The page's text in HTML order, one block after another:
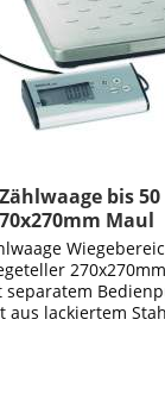
bis
Maul
separatem
aus lackiertem